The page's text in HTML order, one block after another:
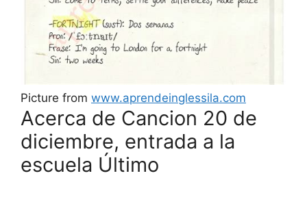
Picture from www.aprendeinglessila.com
Acerca de Cancion 20 de
diciembre, entrada a la
escuela Último